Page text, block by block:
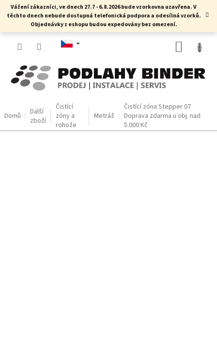
PřejítVážení zákazníci, ve dnech 27.7 - 6.8.2026 bude vzorkovna uzavřena. V
těchto dnech nebude dostupná telefonická podpora a odesílná vzorků.
Objednávky z eshopu budou expedovány bez omezení.
Domů
Další
zboží
Čistící
zóny a
rohože
Metráž
Čistící zóna Stepper 07
Doprava zdarma u obj. nad
5.000 Kč